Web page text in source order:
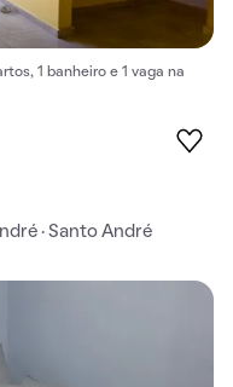
1 banheiro e 1 vaga na
· Santo André